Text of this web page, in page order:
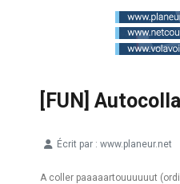
[FUN]
Écrit par : www.planeur.net
A coller paaaaartouuuuuut